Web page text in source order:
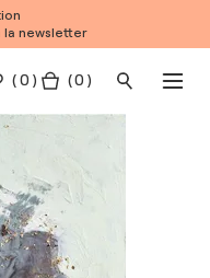
la newsletter
(0 ) ( 0 )